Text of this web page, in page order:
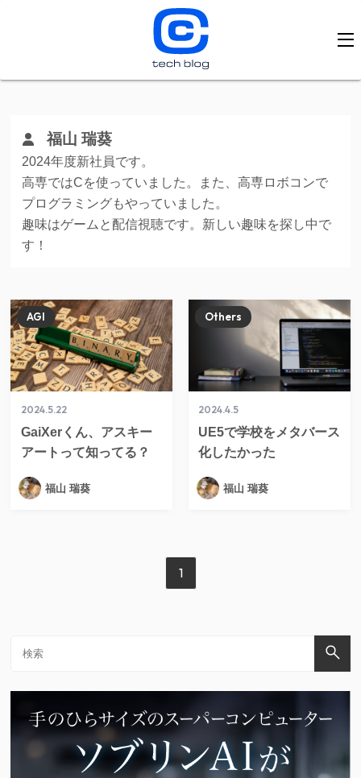
福山 瑞葵
2024年度新社員です。
高専ではCを使っていました。また、高専ロボコンで
プログラミングもやっていました。
趣味はゲームと配信視聴です。新しい趣味を探し中で
す！
2024.5.22
GaiXerくん、アスキー
アートって知ってる？
AGI
福山 瑞葵
2024.4.5
UE5で学校をメタバース
化したかった
Others
福山 瑞葵
1